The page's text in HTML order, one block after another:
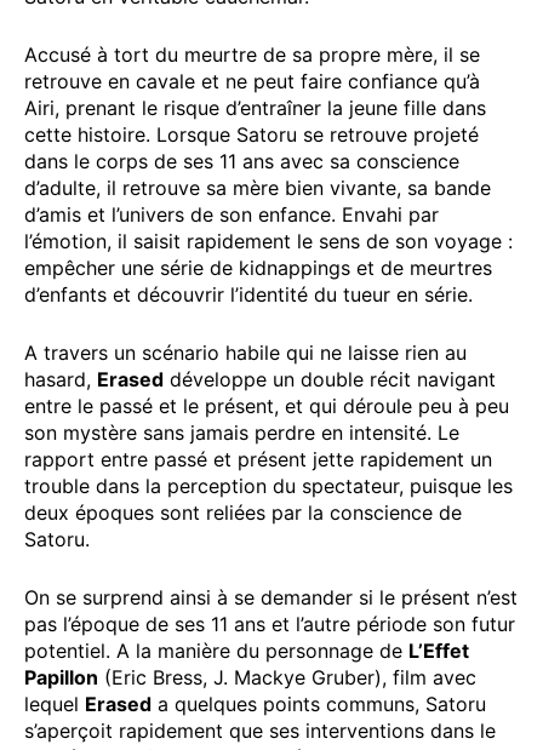
Accusé à tort du meurtre de sa propre mère, il se
retrouve en cavale et ne peut faire confiance qu’à
Airi, prenant le risque d’entraîner la jeune fille dans
cette histoire. Lorsque Satoru se retrouve projeté
dans le corps de ses 11 ans avec sa conscience
d’adulte, il retrouve sa mère bien vivante, sa bande
d’amis et l’univers de son enfance. Envahi par
l’émotion, il saisit rapidement le sens de son voyage :
empêcher une série de kidnappings et de meurtres
d’enfants et découvrir l’identité du tueur en série.
A travers un scénario habile qui ne laisse rien au
hasard, Erased développe un double récit navigant
entre le passé et le présent, et qui déroule peu à peu
son mystère sans jamais perdre en intensité. Le
rapport entre passé et présent jette rapidement un
trouble dans la perception du spectateur, puisque les
deux époques sont reliées par la conscience de
Satoru.
On se surprend ainsi à se demander si le présent n’est
pas l’époque de ses 11 ans et l’autre période son futur
potentiel. A la manière du personnage de L’Effet
Papillon (Eric Bress, J. Mackye Gruber), film avec
lequel Erased a quelques points communs, Satoru
s’aperçoit rapidement que ses interventions dans le